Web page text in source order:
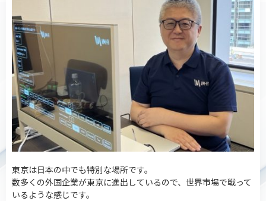
東京は日本の中でも特別な場所です。
数多くの外国企業が東京に進出しているので、世界市場で戦って
いるような感じです。